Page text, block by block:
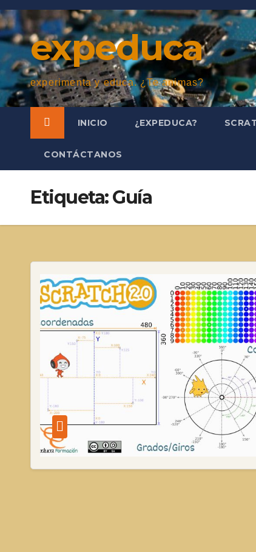
Saltar
al
contenidoexpeduca
experimenta y educa. ¿Te animas?
INICIO ¿EXPEDUCA?
CONTÁCTANOS
Etiqueta:Guía